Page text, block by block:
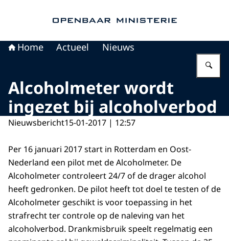
Home Actueel Nieuws
Alcoholmeter wordt
ingezet bij alcoholverbod
Nieuwsbericht15-01-2017 | 12:57
Per 16 januari 2017 start in Rotterdam en Oost-
Nederland een pilot met de Alcoholmeter. De
Alcoholmeter controleert 24/7 of de drager alcohol
heeft gedronken. De pilot heeft tot doel te testen of de
Alcoholmeter geschikt is voor toepassing in het
strafrecht ter controle op de naleving van het
alcoholverbod. Drankmisbruik speelt regelmatig een